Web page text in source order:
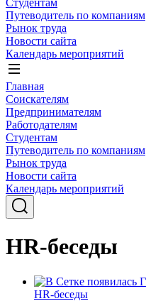
Студентам
Путеводитель по компаниям
Рынок труда
Новости сайта
Календарь мероприятий
Главная
Соискателям
Предпринимателям
Работодателям
Студентам
Путеводитель по компаниям
Рынок труда
Новости сайта
Календарь мероприятий
HR-беседы
HR-беседы